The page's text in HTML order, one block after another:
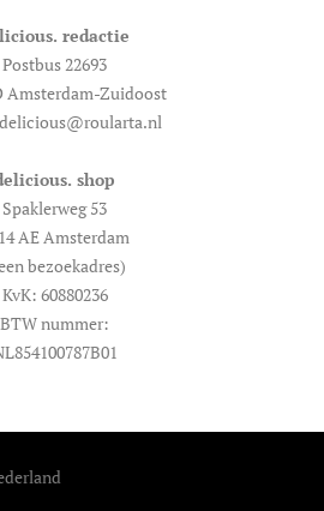
redactie
Postbus 22693
Amsterdam-Zuidoost
shop
Spaklerweg 53
AE Amsterdam
bezoekadres)
KvK: 60880236
BTW nummer: